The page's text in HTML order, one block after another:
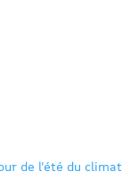
de l’été du climat